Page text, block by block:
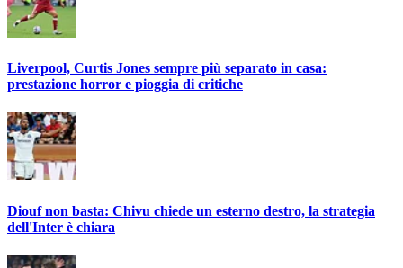
Liverpool, Curtis Jones sempre più separato in casa:
prestazione horror e pioggia di critiche
Diouf non basta: Chivu chiede un esterno destro, la strategia
dell'Inter è chiara